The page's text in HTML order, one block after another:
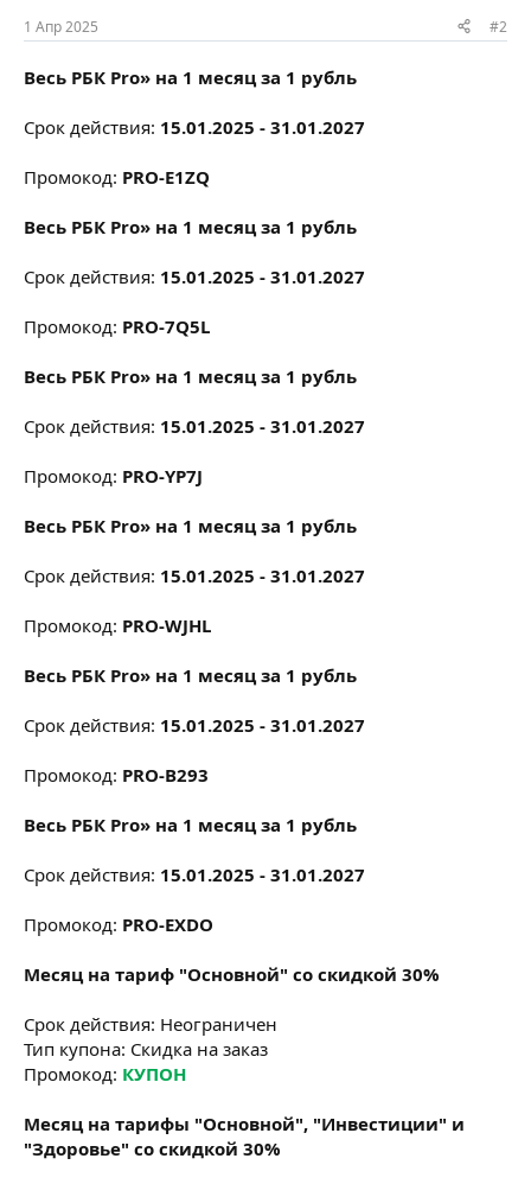
1 Апр 2025 #2
Весь РБК Pro» на 1 месяц за 1 рубль
Срок действия: 15.01.2025 - 31.01.2027
Промокод: PRO-E1ZQ
Весь РБК Pro» на 1 месяц за 1 рубль
Срок действия: 15.01.2025 - 31.01.2027
Промокод: PRO-7Q5L
Весь РБК Pro» на 1 месяц за 1 рубль
Срок действия: 15.01.2025 - 31.01.2027
Промокод: PRO-YP7J
Весь РБК Pro» на 1 месяц за 1 рубль
Срок действия: 15.01.2025 - 31.01.2027
Промокод: PRO-WJHL
Весь РБК Pro» на 1 месяц за 1 рубль
Срок действия: 15.01.2025 - 31.01.2027
Промокод: PRO-B293
Весь РБК Pro» на 1 месяц за 1 рубль
Срок действия: 15.01.2025 - 31.01.2027
Промокод: PRO-EXDO
Месяц на тариф "Основной" со скидкой 30%
Срок действия: Неограничен
Тип купона: Скидка на заказ
Промокод: КУПОН
Месяц на тарифы "Основной", "Инвестиции" и
"Здоровье" со скидкой 30%